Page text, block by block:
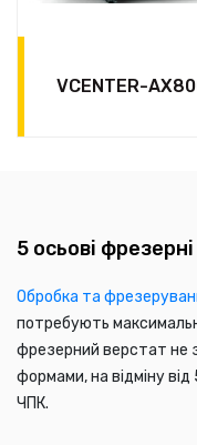
VCENTER-
5 осьові
Обробка та
потребують
фрезерний верстат не
формами, на відміну
ЧПК.